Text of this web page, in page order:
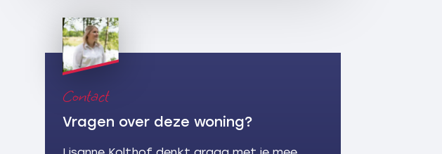
Contact
Vragen over deze woning?